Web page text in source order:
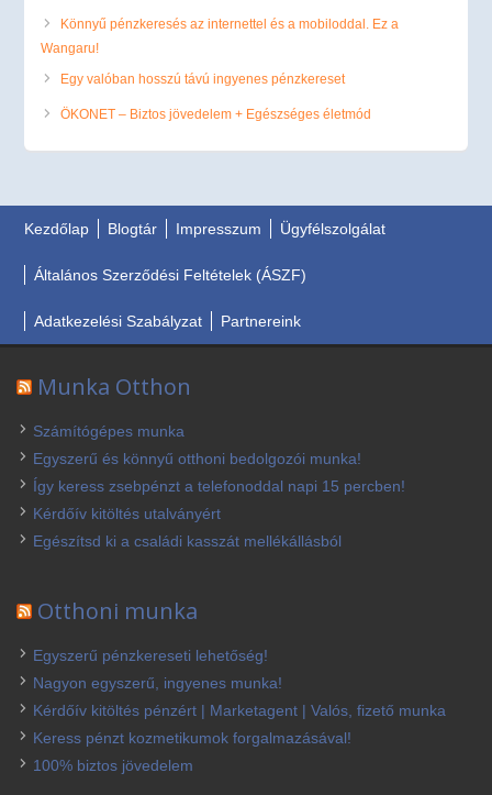
Könnyű pénzkeresés az internettel és a mobiloddal. Ez a
Wangaru!
Egy valóban hosszú távú ingyenes pénzkereset
ÖKONET – Biztos jövedelem + Egészséges életmód
Kezdőlap Blogtár Impresszum Ügyfélszolgálat
Általános Szerződési Feltételek (ÁSZF)
Adatkezelési Szabályzat Partnereink
Munka Otthon
Számítógépes munka
Egyszerű és könnyű otthoni bedolgozói munka!
Így keress zsebpénzt a telefonoddal napi 15 percben!
Kérdőív kitöltés utalványért
Egészítsd ki a családi kasszát mellékállásból
Otthoni munka
Egyszerű pénzkereseti lehetőség!
Nagyon egyszerű, ingyenes munka!
Kérdőív kitöltés pénzért | Marketagent | Valós, fizető munka
Keress pénzt kozmetikumok forgalmazásával!
100% biztos jövedelem